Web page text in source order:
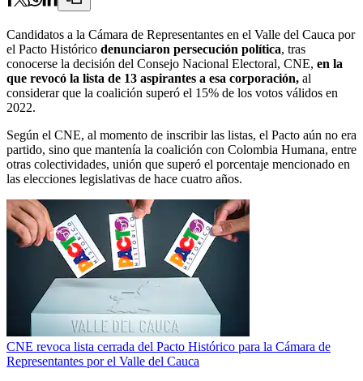
Candidatos a la Cámara de Representantes en el Valle del Cauca por
el Pacto Histórico denunciaron persecución política, tras
conocerse la decisión del Consejo Nacional Electoral, CNE, en la
que revocó la lista de 13 aspirantes a esa corporación, al
considerar que la coalición superó el 15% de los votos válidos en
2022.
Según el CNE, al momento de inscribir las listas, el Pacto aún no era
partido, sino que mantenía la coalición con Colombia Humana, entre
otras colectividades, unión que superó el porcentaje mencionado en
las elecciones legislativas de hace cuatro años.
CNE revoca lista cerrada del Pacto Histórico para la Cámara de
Representantes por el Valle del Cauca